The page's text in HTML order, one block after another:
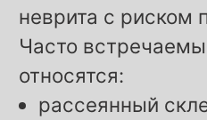
неврита с риском
Часто
относятся:
рассеянный